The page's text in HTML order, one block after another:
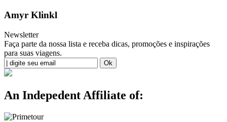
Amyr Klinkl
Newsletter
Faça parte da nossa lista e receba dicas, promoções e inspirações
para suas viagens.
An Indepedent Affiliate of: